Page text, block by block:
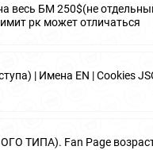
весь БМ 250$(не
рк может отличаться
| Имена EN | Cookies
ТИПА). Fan Page возраст